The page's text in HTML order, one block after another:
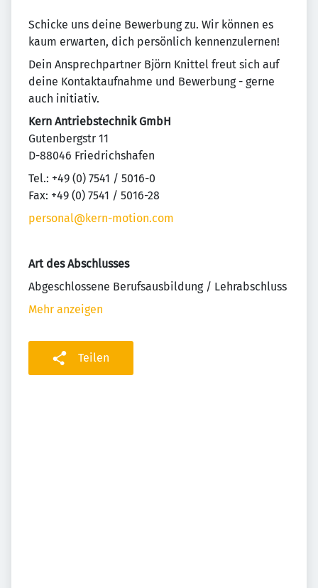
Schicke uns deine Bewerbung zu. Wir können es
kaum erwarten, dich persönlich kennenzulernen!
Dein Ansprechpartner Björn Knittel freut sich auf
deine Kontaktaufnahme und Bewerbung - gerne
auch initiativ.
Kern Antriebstechnik GmbH
Gutenbergstr 11
D-88046 Friedrichshafen
Tel.: +49 (0) 7541 / 5016-0
Fax: +49 (0) 7541 / 5016-28
personal@kern-motion.com
Art des Abschlusses
Abgeschlossene Berufsausbildung / Lehrabschluss
Mehr anzeigen
Teilen